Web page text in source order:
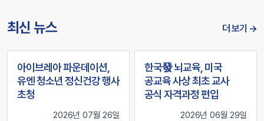
최신 뉴스 더 보기 →
아이브레아 파운데이션,
유엔 청소년 정신건강 행사
초청
2026년 07월 26일
한국發 뇌교육, 미국
공교육 사상 최초 교사
공식 자격과정 편입
2026년 06월 29일